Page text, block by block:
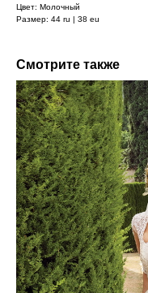
Цвет: Молочный
Размер: 44 ru | 38 eu
Смотрите также